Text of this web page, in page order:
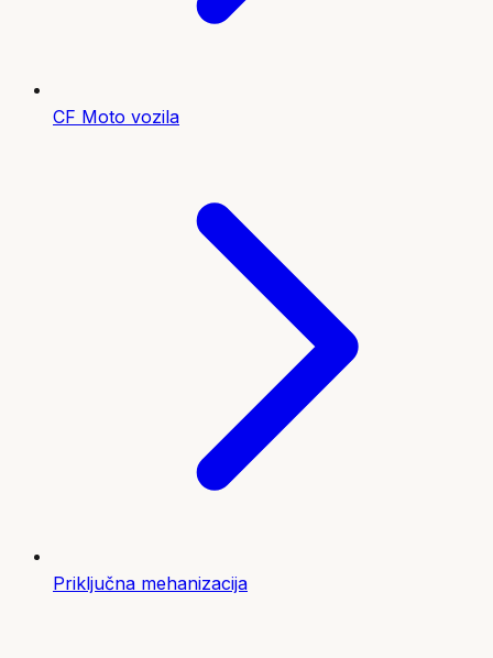
CF Moto vozila
Priključna mehanizacija